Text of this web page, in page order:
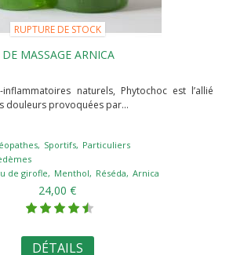
RUPTURE DE STOCK
MASSAGE ARNICA
naturels, Phytochoc est l’allié
douleurs provoquées par...
Sportifs Particuliers
de girofle
Menthol Réséda Arnica
24,00 €
DÉTAILS